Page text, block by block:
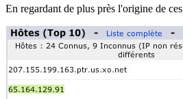
En regardant de plus près l'origine de ces